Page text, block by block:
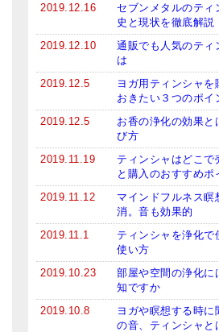
2019.12.16
セブンメタルのテ
史と現状を徹底解説
2019.12.10
通販でも人気のティ
は
2019.12.5
ヨガ用ティンシャを
おきたい３つのポイ
2019.12.5
お香の浄化の効果と
び方
2019.11.19
ティンシャはどこ
と購入のおすすめポ
2019.11.12
マインドフルネス瞑
消。音も効果的
2019.11.1
ティンシャを浄化
使い方
2019.10.23
部屋や空間の浄化に
知ですか
2019.10.8
ヨガや瞑想する時
の音、ティンシャと